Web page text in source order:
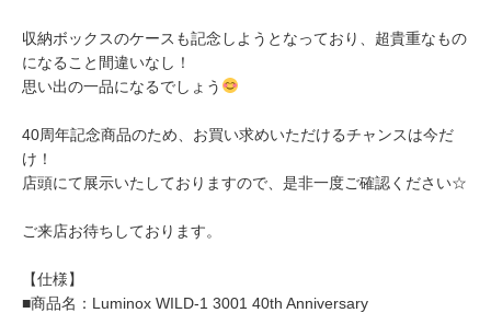
収納ボックスのケースも記念しようとなっており、超貴重なもの
になること間違いなし！
思い出の一品になるでしょう
40周年記念商品のため、お買い求めいただけるチャンスは今だ
け！
店頭にて展示いたしておりますので、是非一度ご確認ください☆
ご来店お待ちしております。
【仕様】
■商品名：Luminox WILD-1 3001 40th Anniversary